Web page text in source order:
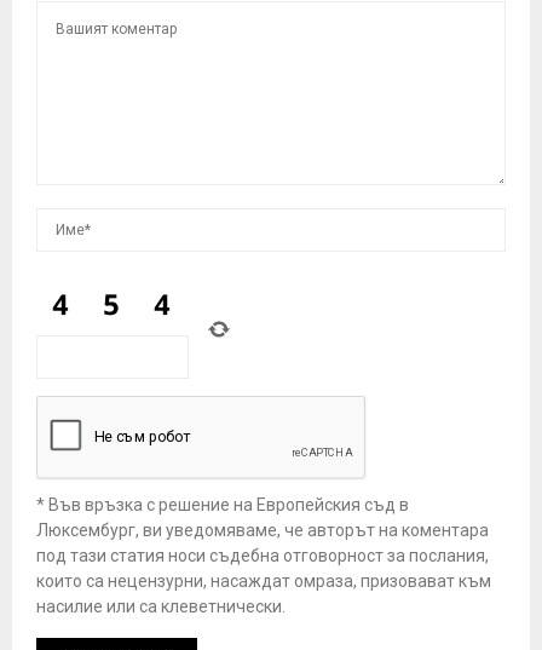
* Във връзка с решение на Европейския съд в
Люксембург, ви уведомяваме, че авторът на коментара
под тази статия носи съдебна отговорност за послания,
които са нецензурни, насаждат омраза, призовават към
насилие или са клеветнически.